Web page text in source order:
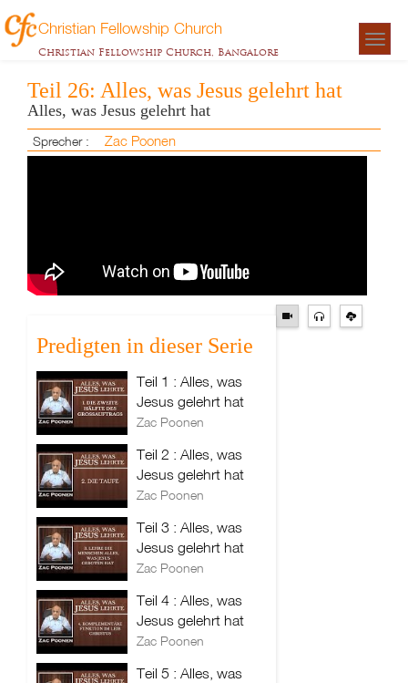
Christian Fellowship Church
Christian Fellowship Church, Bangalore
Teil 26: Alles, was Jesus gelehrt hat
Alles, was Jesus gelehrt hat
Sprecher : Zac Poonen
Predigten in dieser Serie
Teil 1 : Alles, was
Jesus gelehrt hat
Zac Poonen
Teil 2 : Alles, was
Jesus gelehrt hat
Zac Poonen
Teil 3 : Alles, was
Jesus gelehrt hat
Zac Poonen
Teil 4 : Alles, was
Jesus gelehrt hat
Zac Poonen
Teil 5 : Alles, was